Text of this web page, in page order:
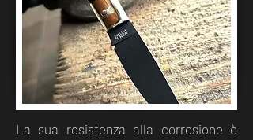
La sua resistenza alla corrosione è